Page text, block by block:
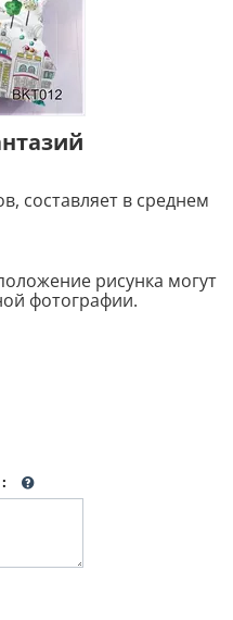
составляет в среднем
рисунка могут
фотографии.
: